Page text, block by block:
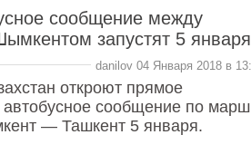
сообщение между
запустят 5 января
danilov 04 Января 2018 в
откроют прямое
сообщение по
— Ташкент 5 января.